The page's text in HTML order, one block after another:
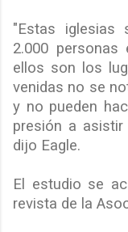
"Estas iglesias
2.000 personas
ellos son los
venidas no se
y no pueden
presión a
dijo Eagle.
El estudio se
revista de la